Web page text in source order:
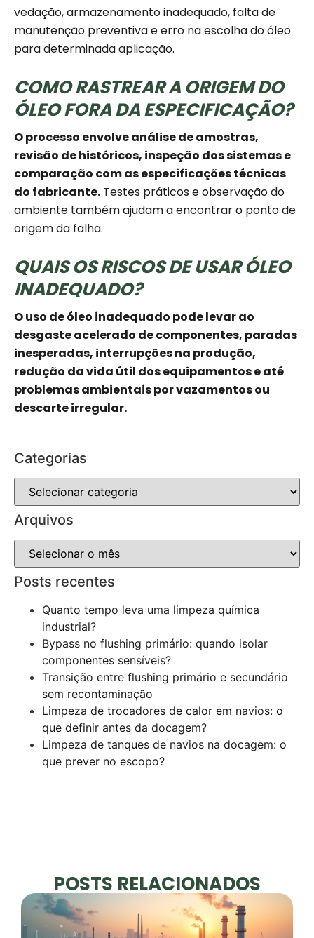
vedação, armazenamento inadequado, falta de
manutenção preventiva e erro na escolha do óleo
para determinada aplicação.
COMO RASTREAR A ORIGEM DO
ÓLEO FORA DA ESPECIFICAÇÃO?
O processo envolve análise de amostras,
revisão de históricos, inspeção dos sistemas e
comparação com as especificações técnicas
do fabricante. Testes práticos e observação do
ambiente também ajudam a encontrar o ponto de
origem da falha.
QUAIS OS RISCOS DE USAR ÓLEO
INADEQUADO?
O uso de óleo inadequado pode levar ao
desgaste acelerado de componentes, paradas
inesperadas, interrupções na produção,
redução da vida útil dos equipamentos e até
problemas ambientais por vazamentos ou
descarte irregular.
Categorias
Arquivos
Posts recentes
Quanto tempo leva uma limpeza química
industrial?
Bypass no flushing primário: quando isolar
componentes sensíveis?
Transição entre flushing primário e secundário
sem recontaminação
Limpeza de trocadores de calor em navios: o
que definir antes da docagem?
Limpeza de tanques de navios na docagem: o
que prever no escopo?
POSTS RELACIONADOS